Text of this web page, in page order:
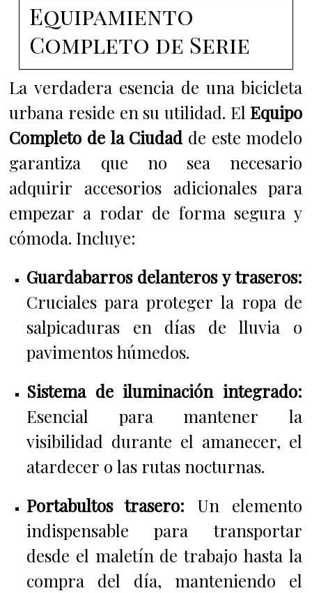
Equipamiento
Completo de Serie
La verdadera esencia de una bicicleta
urbana reside en su utilidad. El Equipo
Completo de la Ciudad de este modelo
garantiza que no sea necesario
adquirir accesorios adicionales para
empezar a rodar de forma segura y
cómoda. Incluye:
Guardabarros delanteros y traseros:
Cruciales para proteger la ropa de
salpicaduras en días de lluvia o
pavimentos húmedos.
Sistema de iluminación integrado:
Esencial para mantener la
visibilidad durante el amanecer, el
atardecer o las rutas nocturnas.
Portabultos trasero: Un elemento
indispensable para transportar
desde el maletín de trabajo hasta la
compra del día, manteniendo el